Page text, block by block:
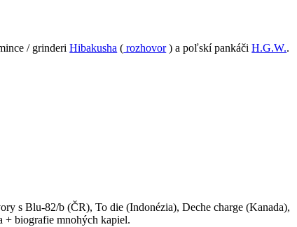
/ grinderiHibakusha ( rozhovor) a poľskí pankáčiH.G.W..
s Blu-82/b (ČR), To die (Indonézia), Deche charge (Kanada),
+ biografie mnohých kapiel.